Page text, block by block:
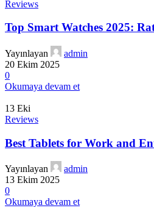
Reviews
Top Smart Watches 2025:
Yayınlayan
admin
20 Ekim 2025
0
Okumaya devam et
13 Eki
Reviews
Best Tablets for Work and
Yayınlayan
admin
13 Ekim 2025
0
Okumaya devam et